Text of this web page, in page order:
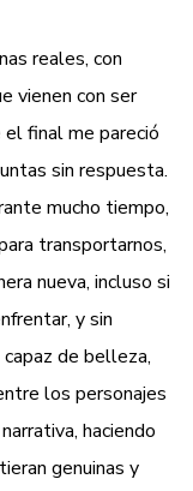
reales, con
vienen con ser
el final me pareció
sin respuesta.
mucho tiempo,
transportarnos,
nueva, incluso si
y sin
de belleza,
los personajes
haciendo
genuinas y